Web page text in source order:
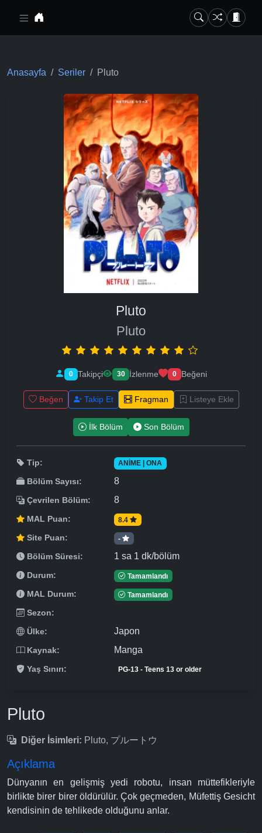
Anasayfa Seriler Pluto
Pluto
Pluto
0 Takipçi 30 İzlenme 0 Beğeni
Beğen Takip Et Fragman Listeye Ekle
İlk Bölüm Son Bölüm
Tip: ANIME | ONA
Bölüm Sayısı: 8
Çevrilen Bölüm: 8
MAL Puan: 8.4
Site Puan: -
Bölüm Süresi: 1 sa 1 dk/bölüm
Durum: Tamamlandı
MAL Durum: Tamamlandı
Sezon:
Ülke:
Japon
Kaynak: Manga
Yaş Sınırı: PG-13 - Teens 13 or older
Pluto
Diğer İsimleri: Pluto, プルートウ
Açıklama
Dünyanın en gelişmiş yedi robotu, insan müttefikleriyle
birlikte birer birer öldürülür. Çok geçmeden, Müfettiş Gesicht
kendisinin de tehlikede olduğunu anlar.